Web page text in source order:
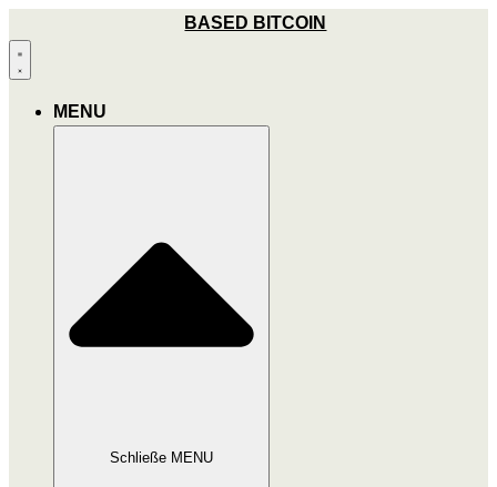
Inhalt
wechseln
BASED BITCOIN
MENU
Schließe MENU